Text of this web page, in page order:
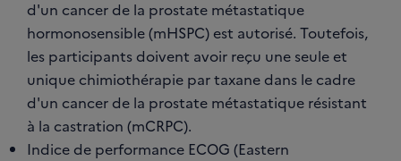
d'un cancer de la prostate métastatique
hormonosensible (mHSPC) est autorisé. Toutefois,
les participants doivent avoir reçu une seule et
unique chimiothérapie par taxane dans le cadre
d'un cancer de la prostate métastatique résistant
à la castration (mCRPC).
Indice de performance ECOG (Eastern